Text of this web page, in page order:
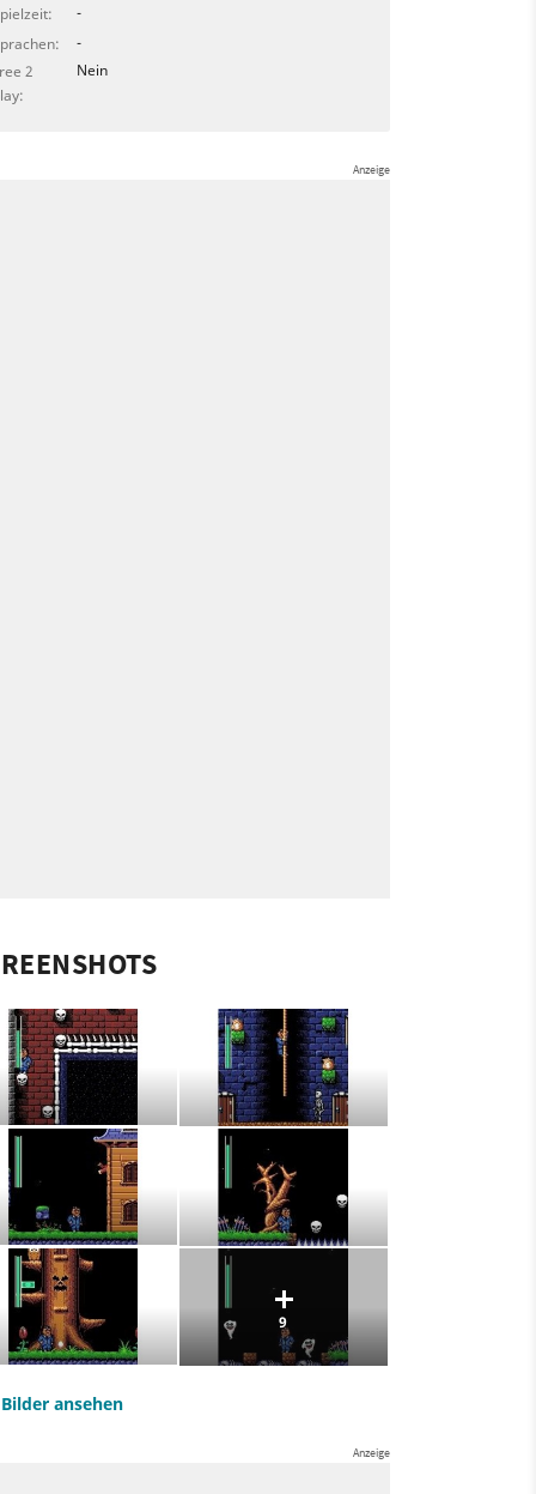
-
-
2
Nein
9
ansehen